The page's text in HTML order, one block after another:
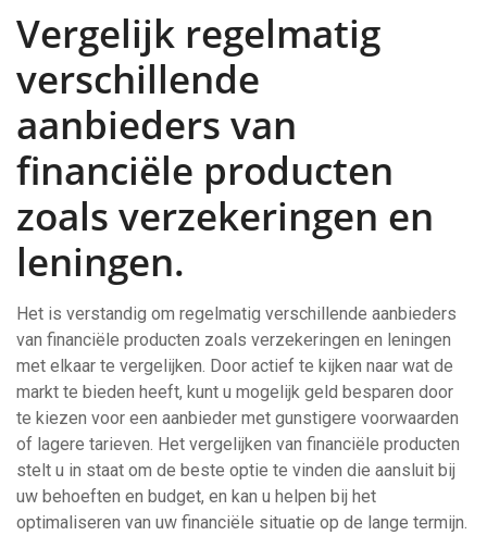
Vergelijk regelmatig
verschillende
aanbieders van
financiële producten
zoals verzekeringen en
leningen.
Het is verstandig om regelmatig verschillende aanbieders
van financiële producten zoals verzekeringen en leningen
met elkaar te vergelijken. Door actief te kijken naar wat de
markt te bieden heeft, kunt u mogelijk geld besparen door
te kiezen voor een aanbieder met gunstigere voorwaarden
of lagere tarieven. Het vergelijken van financiële producten
stelt u in staat om de beste optie te vinden die aansluit bij
uw behoeften en budget, en kan u helpen bij het
optimaliseren van uw financiële situatie op de lange termijn.